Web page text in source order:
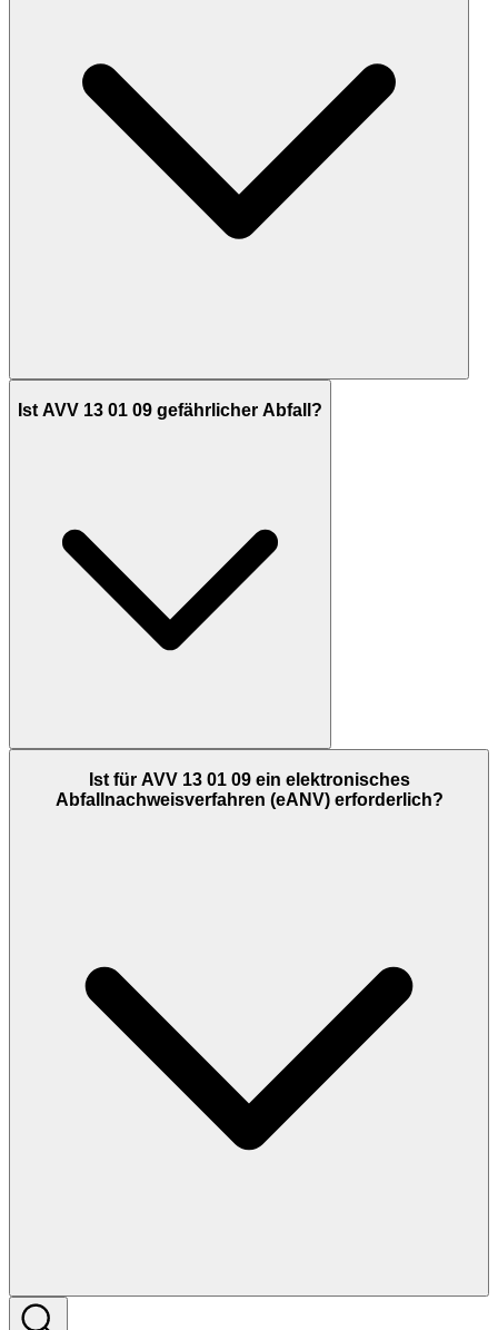
Ist AVV 13 01 09 gefährlicher Abfall?
Ist für AVV 13 01 09 ein elektronisches
Abfallnachweisverfahren (eANV) erforderlich?